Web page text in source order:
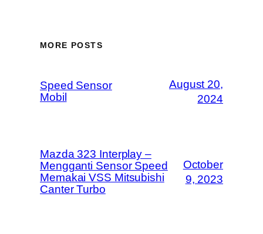
MORE POSTS
Speed Sensor
Mobil
August 20,
2024
Mazda 323 Interplay –
Mengganti Sensor Speed
Memakai VSS Mitsubishi
Canter Turbo
October
9, 2023